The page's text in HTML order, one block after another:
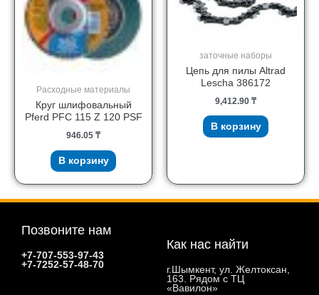
Расходные материалы
Круг шлифовальный
Pferd PFC 115 Z 120 PSF
946.05 ₸
В корзину
заточные наборы
Цепь для пилы Altrad
Lescha 386172
9,412.90 ₸
В корзину
Позвоните нам
+7-707-553-97-43
+7-7252-57-48-70
Как нас найти
г.Шымкент, ул. Желтоксан,
163. Рядом с ТЦ
«Вавилон»